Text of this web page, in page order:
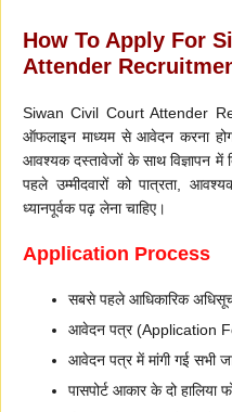
How To Apply For
Attender
Siwan Civil Court Attender
ऑफलाइन माध्यम से आवेदन करना
आवश्यक दस्तावेजों के साथ विज्ञापन
पहले उम्मीदवारों को पात्रता,
ध्यानपूर्वक पढ़ लेना चाहिए।
Application Process
सबसे पहले आधिकारिक
आवेदन पत्र (Application
आवेदन पत्र में मांगी गई सभी
पासपोर्ट आकार के दो हालिया